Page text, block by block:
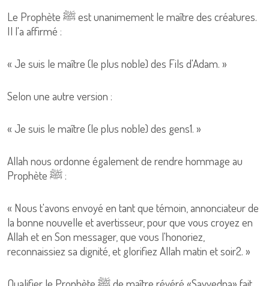
Le Prophète ﷺ est unanimement le maître des créatures.
Il l'a affirmé :
« Je suis le maître (le plus noble) des Fils d'Adam. »
Selon une autre version :
« Je suis le maître (le plus noble) des gens1. »
Allah nous ordonne également de rendre hommage au
Prophète ﷺ :
« Nous t'avons envoyé en tant que témoin, annonciateur de
la bonne nouvelle et avertisseur, pour que vous croyez en
Allah et en Son messager, que vous l'honoriez,
reconnaissiez sa dignité, et glorifiez Allah matin et soir2. »